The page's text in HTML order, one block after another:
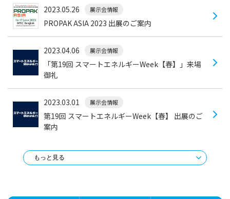
2023.05.26 展示会情報
PROPAK ASIA 2023 出展のご案内
2023.04.06 展示会情報
「第19回 スマートエネルギーWeek【春】」来場
御礼
2023.03.01 展示会情報
第19回 スマートエネルギーWeek【春】 出展のご
案内
2023.01.10 新製品情報
液化アンモニア専用ステンレス製マグネットポン
もっと見る